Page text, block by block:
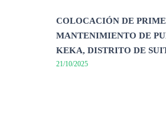
COLOCACIÓN DE
MANTENIMIENTO DE
KEKA, DISTRITO DE
21/10/2025